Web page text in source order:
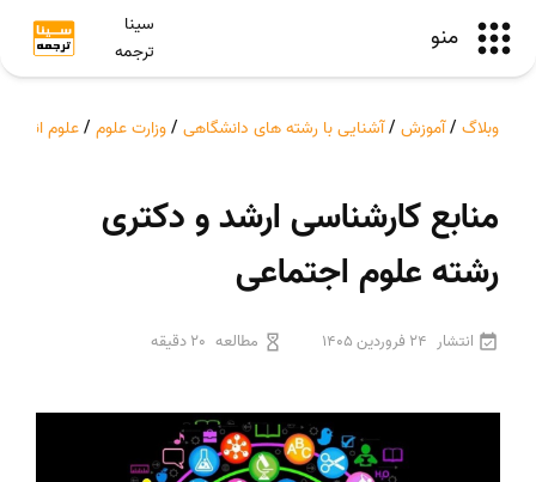
منو
سینا
ترجمه
وبلاگ /آموزش /آشنایی با رشته های دانشگاهی /وزارت علوم /علوم انسانی
منابع کارشناسی ارشد و دکتری
رشته علوم اجتماعی
انتشار 24 فروردین 1405 مطالعه 20 دقیقه